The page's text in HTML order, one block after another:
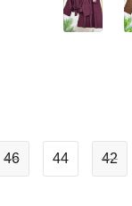
42
44
46